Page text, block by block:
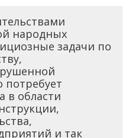
народных
задачи по
потребует
в области
и так